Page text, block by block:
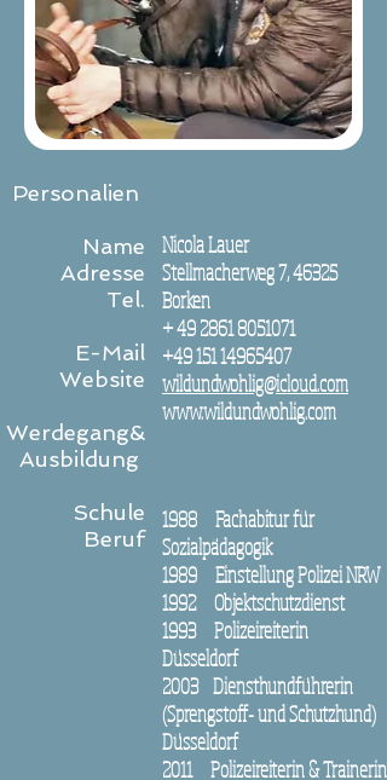
Personalien
Name
Adresse
Tel.
E-Mail
Website
Werdegang&
Ausbildung
Schule
Beruf
Nicola Lauer
Stellmacherweg 7, 46325
Borken
+49 2861 8051071
+49 151 14965407
wildundwohlig@icloud.com
www.wildundwohlig.com
1988 Fachabitur für
Sozialpädagogik
1989 Einstellung Polizei NRW
1992 Objektschutzdienst
1993 Polizeireiterin
Düsseldorf
2003 Diensthundführerin
(Sprengstoff- und Schutzhund)
Düsseldorf
2011 Polizeireiterin & Trainerin